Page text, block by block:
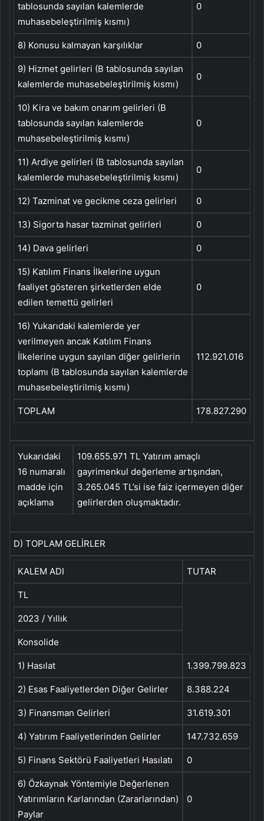
tablosunda sayılan kalemlerde
muhasebeleştirilmiş kısmı)
0
8) Konusu kalmayan karşılıklar 0
9) Hizmet gelirleri (B tablosunda sayılan
kalemlerde muhasebeleştirilmiş kısmı)
0
10) Kira ve bakım onarım gelirleri (B
tablosunda sayılan kalemlerde
muhasebeleştirilmiş kısmı)
0
11) Ardiye gelirleri (B tablosunda sayılan
kalemlerde muhasebeleştirilmiş kısmı)
0
12) Tazminat ve gecikme ceza gelirleri 0
13) Sigorta hasar tazminat gelirleri 0
14) Dava gelirleri 0
15) Katılım Finans İlkelerine uygun
faaliyet gösteren şirketlerden elde
edilen temettü gelirleri
0
16) Yukarıdaki kalemlerde yer
verilmeyen ancak Katılım Finans
İlkelerine uygun sayılan diğer gelirlerin
toplamı (B tablosunda sayılan kalemlerde
muhasebeleştirilmiş kısmı)
112.921.016
TOPLAM 178.827.290
Yukarıdaki
16 numaralı
madde için
açıklama
109.655.971 TL Yatırım amaçlı
gayrimenkul değerleme artışından,
3.265.045 TL’si ise faiz içermeyen diğer
gelirlerden oluşmaktadır.
D) TOPLAM GELİRLER
KALEM ADI TUTAR
TL
2023 / Yıllık
Konsolide
1) Hasılat 1.399.799.823
2) Esas Faaliyetlerden Diğer Gelirler 8.388.224
3) Finansman Gelirleri 31.619.301
4) Yatırım Faaliyetlerinden Gelirler 147.732.659
5) Finans Sektörü Faaliyetleri Hasılatı 0
6) Özkaynak Yöntemiyle Değerlenen
Yatırımların Karlarından (Zararlarından)
Paylar
0